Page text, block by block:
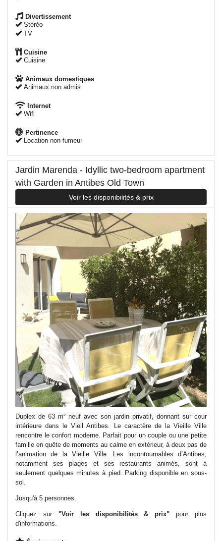
Divertissement
Stéréo
TV
Cuisine
Cuisine
Animaux domestiques
Animaux non admis
Internet
Wifi
Pertinence
Location non-fumeur
Jardin Marenda - Idyllic two-bedroom apartment
with Garden in Antibes Old Town
Voir les disponibilités & prix
Duplex de 63 m² neuf avec son jardin privatif, donnant sur cour
intérieure dans le Vieil Antibes. Le caractère de la Vieille Ville
rencontre le confort moderne. Parfait pour un couple ou une petite
famille en quête de moments au calme en extérieur, à deux pas de
l’animation de la Vieille Ville. Les incontournables d’Antibes,
notamment ses plages et ses restaurants animés, sont à
seulement quelques minutes à pied. Parking disponible en sous-
sol.
Jusqu'à 5 personnes.
Cliquez sur "Voir les disponibilités & prix" pour plus
d'informations.